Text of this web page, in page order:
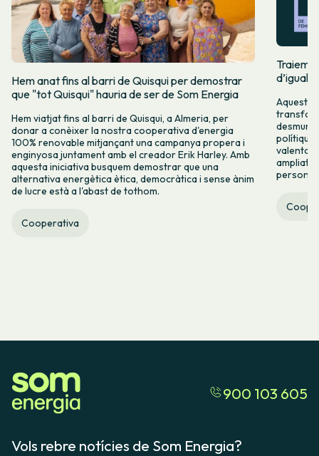
Hem anat fins al barri de Quisqui per demostrar
que "tot Quisqui" hauria de ser de Som Energia
Hem viatjat fins al barri de Quisqui, a Almeria, per
donar a conèixer la nostra cooperativa d'energia
100% renovable mitjançant una campanya propera i
enginyosa juntament amb el creador Erik Harley. Amb
aquesta iniciativa busquem demostrar que una
alternativa energètica ètica, democràtica i sense ànim
de lucre està a l'abast de tothom.
Cooperativa
Traiem
Aquest
valenta
900 103 605
Vols rebre notícies de Som Energia?